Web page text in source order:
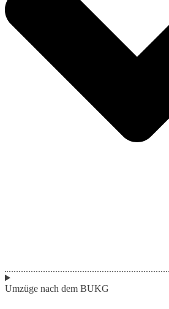
Umzüge nach dem BUKG